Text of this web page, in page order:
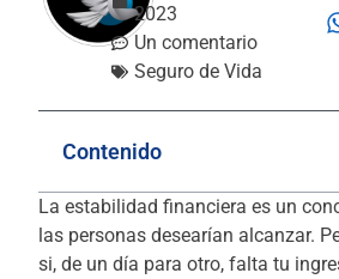
2023
Un comentario
Seguro de Vida
Contenido
La estabilidad financiera es un
las personas desearían alcanzar.
si, de un día para otro, falta tu